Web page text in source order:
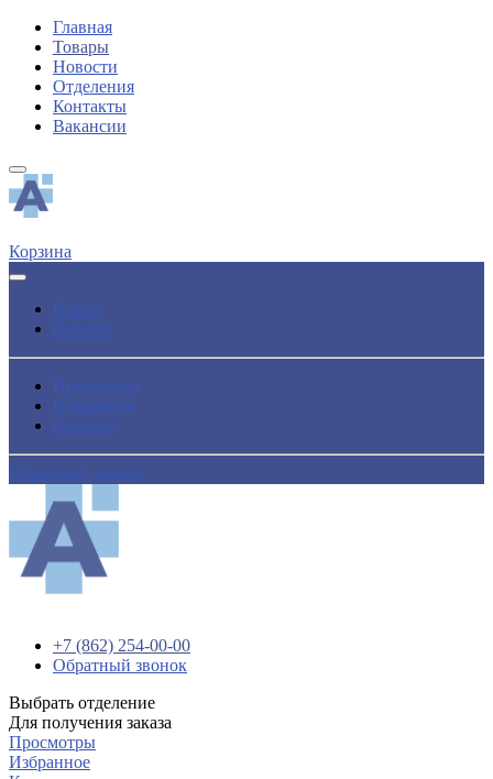
Главная
Товары
Новости
Отделения
Контакты
Вакансии
Корзина
Поиск
Каталог
Просмотры
Избранное
Корзина
Обратный звонок
+7 (862) 254-00-00
Обратный звонок
Выбрать отделение
Для получения заказа
Просмотры
Избранное